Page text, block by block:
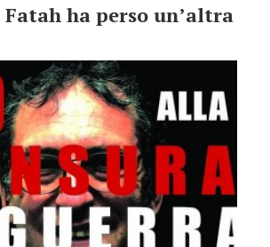
ha perso un’altra